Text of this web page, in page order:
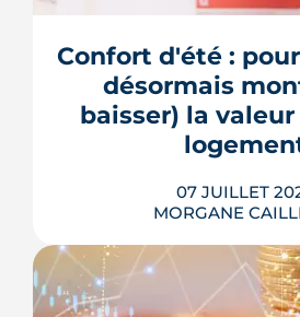
cartographient ces
d'aménagement de la
plus en plus décisif à
LIRE
Confort d'été :
désormais
baisser) la
07 JUILLET
MORGANE